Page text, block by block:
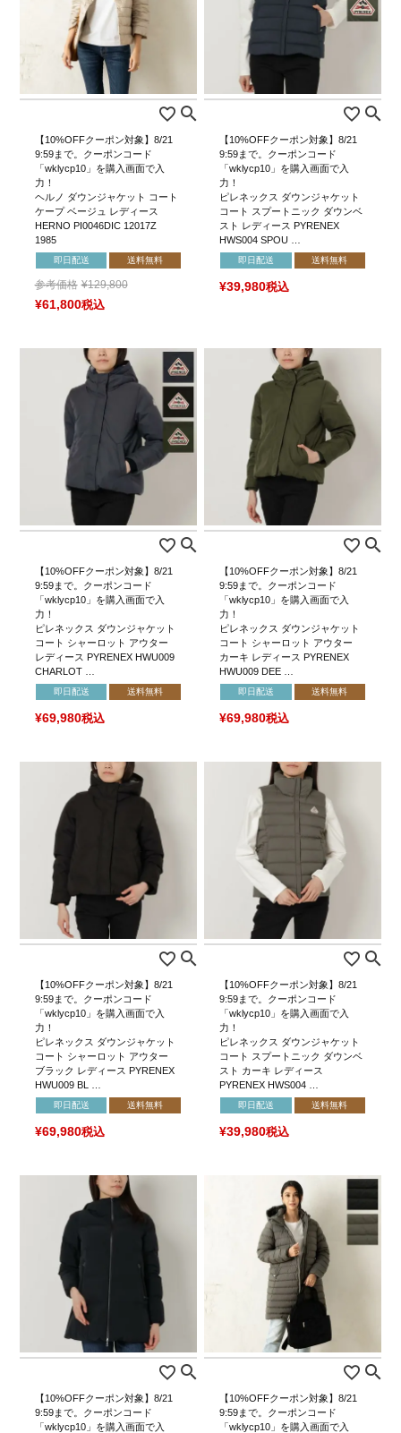
【10%OFFクーポン対象】8/21
9:59まで。クーポンコード
「wklycp10」を購入画面で入
力！
ヘルノ ダウンジャケット コート
ケープ ベージュ レディース
HERNO PI0046DIC 12017Z
1985
即日配送 送料無料
参考価格 ¥129,800
¥61,800税込
【10%OFFクーポン対象】8/21
9:59まで。クーポンコード
「wklycp10」を購入画面で入
力！
ピレネックス ダウンジャケット
コート スプートニック ダウンベ
スト レディース PYRENEX
HWS004 SPOU …
即日配送 送料無料
¥39,980税込
【10%OFFクーポン対象】8/21
9:59まで。クーポンコード
「wklycp10」を購入画面で入
力！
ピレネックス ダウンジャケット
コート シャーロット アウター
レディース PYRENEX HWU009
CHARLOT …
即日配送 送料無料
¥69,980税込
【10%OFFクーポン対象】8/21
9:59まで。クーポンコード
「wklycp10」を購入画面で入
力！
ピレネックス ダウンジャケット
コート シャーロット アウター
カーキ レディース PYRENEX
HWU009 DEE …
即日配送 送料無料
¥69,980税込
【10%OFFクーポン対象】8/21
9:59まで。クーポンコード
「wklycp10」を購入画面で入
力！
ピレネックス ダウンジャケット
コート シャーロット アウター
ブラック レディース PYRENEX
HWU009 BL …
即日配送 送料無料
¥69,980税込
【10%OFFクーポン対象】8/21
9:59まで。クーポンコード
「wklycp10」を購入画面で入
力！
ピレネックス ダウンジャケット
コート スプートニック ダウンベ
スト カーキ レディース
PYRENEX HWS004 …
即日配送 送料無料
¥39,980税込
【10%OFFクーポン対象】8/21
9:59まで。クーポンコード
「wklycp10」を購入画面で入
【10%OFFクーポン対象】8/21
9:59まで。クーポンコード
「wklycp10」を購入画面で入